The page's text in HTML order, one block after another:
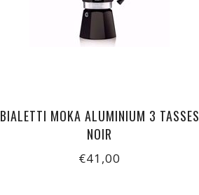
BIALETTI MOKA ALUMINIUM 3 TASSES
NOIR
€41,00